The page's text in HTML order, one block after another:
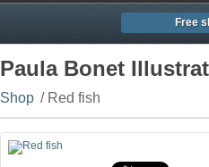
Free
Paula Bonet
Shop / Red fish